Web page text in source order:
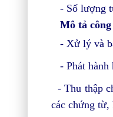
- Số lượng
Mô tả công
- Xử lý và
- Phát hành
- Thu thập
các chứng